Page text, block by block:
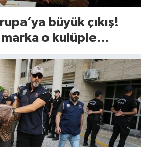
büyük çıkış!
marka o kulüple